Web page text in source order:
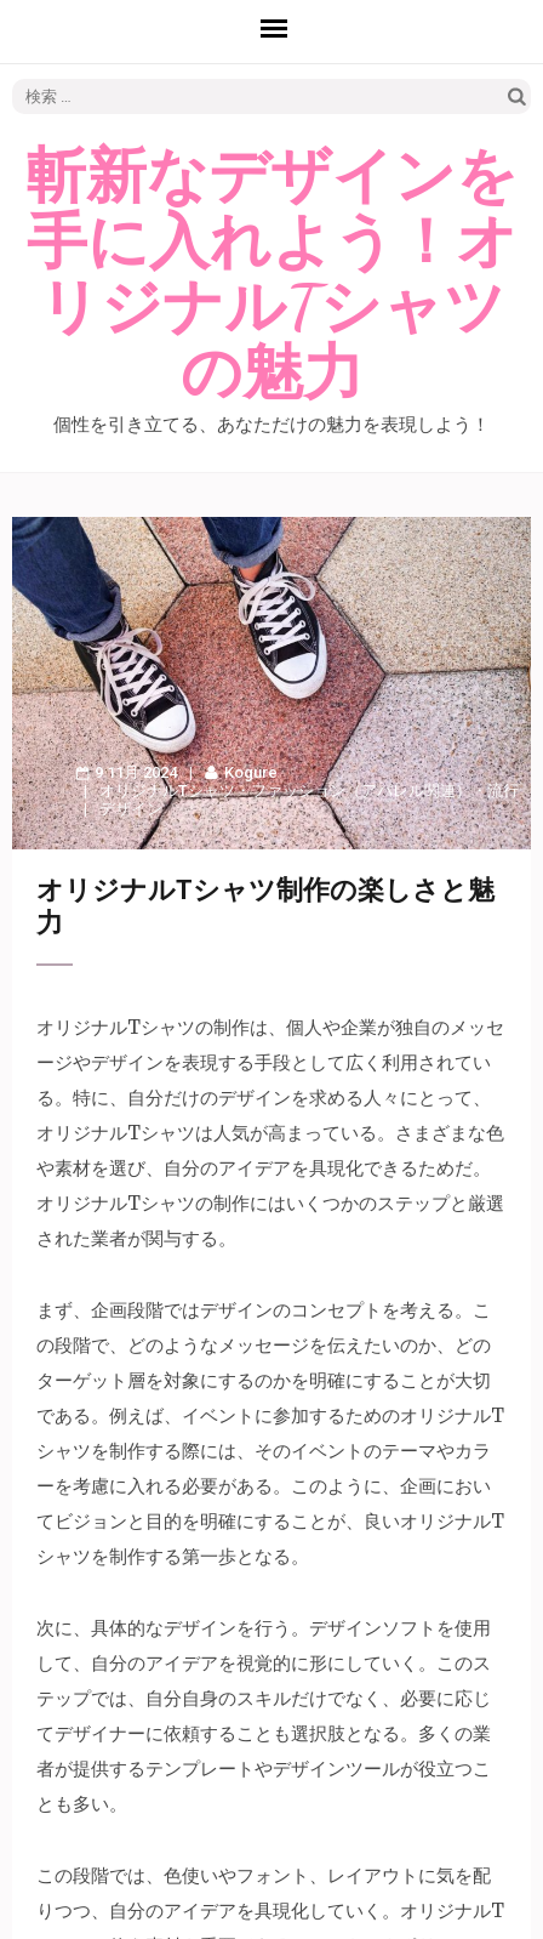
斬新なデザインを
手に入れよう！オ
リジナルTシャツ
の魅力
個性を引き立てる、あなただけの魅力を表現しよう！
9 11月 2024
Kogure
オリジナルTシャツ・ファッション（アパレル関連）・流行
デザイン
オリジナルTシャツ制作の楽しさと魅
力
オリジナルTシャツの制作は、個人や企業が独自のメッセ
ージやデザインを表現する手段として広く利用されてい
る。 特に、自分だけのデザインを求める人々にとって、
オリジナルTシャツは人気が高まっている。さまざまな色
や素材を選び、自分のアイデアを具現化できるためだ。
オリジナルTシャツの制作にはいくつかのステップと厳選
された業者が関与する。
まず、企画段階ではデザインのコンセプトを考える。こ
の段階で、どのようなメッセージを伝えたいのか、どの
ターゲット層を対象にするのかを明確にすることが大切
である。例えば、イベントに参加するためのオリジナルT
シャツを制作する際には、そのイベントのテーマやカラ
ーを考慮に入れる必要がある。このように、企画におい
てビジョンと目的を明確にすることが、良いオリジナルT
シャツを制作する第一歩となる。
次に、具体的なデザインを行う。デザインソフトを使用
して、自分のアイデアを視覚的に形にしていく。このス
テップでは、自分自身のスキルだけでなく、必要に応じ
てデザイナーに依頼することも選択肢となる。多くの業
者が提供するテンプレートやデザインツールが役立つこ
とも多い。
この段階では、色使いやフォント、レイアウトに気を配
りつつ、自分のアイデアを具現化していく。オリジナルT